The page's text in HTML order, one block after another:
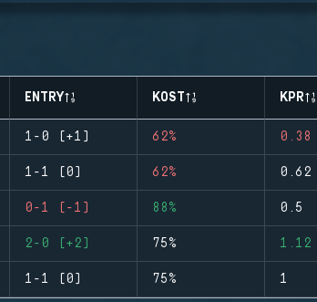
ENTRY KOST KPR
1-0 (+1) 62% 0.38
1-1 (0) 62% 0.62
0-1 (-1) 88% 0.5
2-0 (+2) 75% 1.12
1-1 (0) 75% 1